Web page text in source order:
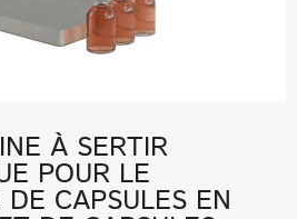
À SERTIR
POUR LE
DE CAPSULES EN